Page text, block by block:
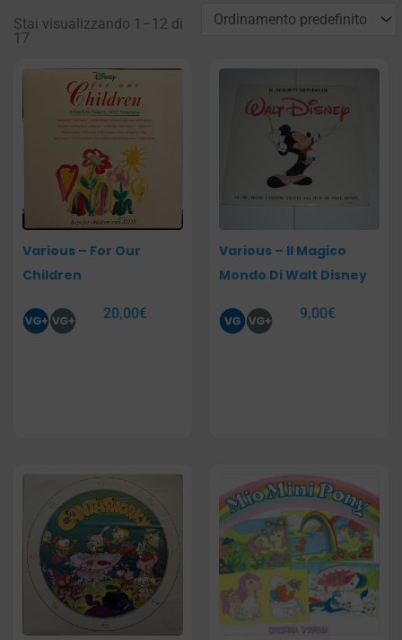
Stai visualizzando 1–12 di
17
Various – For Our
Children
20,00€
Various – Il Magico
Mondo Di Walt Disney
9,00€
PaginaPagina